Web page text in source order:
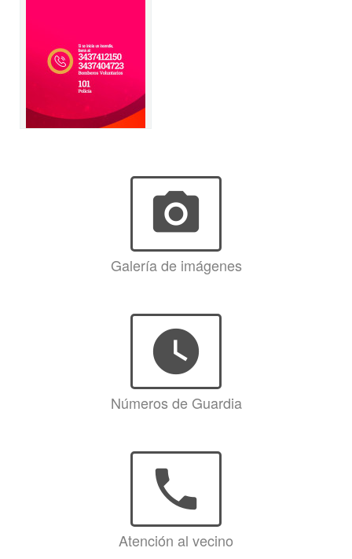
photo_camera
Galería de imágenes
watch_later
Números de Guardia
phone
Atención al vecino